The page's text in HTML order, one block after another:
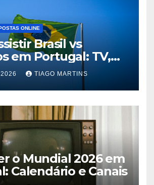
ONLINE
Brasil vs
em Portugal: TV,
e Horário do Jogo
TIAGO MARTINS
o Mundial 2026 em
Calendário e Canais